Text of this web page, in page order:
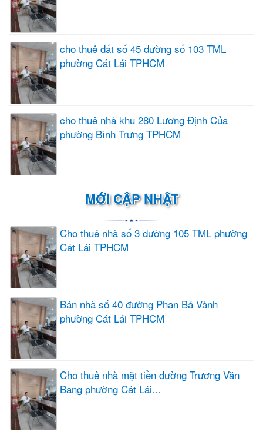
cho thuê đất số 45 đường số 103 TML
phường Cát Lái TPHCM
cho thuê nhà khu 280 Lương Định Của
phường Bình Trưng TPHCM
MỚI CẬP NHẬT
Cho thuê nhà số 3 đường 105 TML phường
Cát Lái TPHCM
Bán nhà số 40 đường Phan Bá Vành
phường Cát Lái TPHCM
Cho thuê nhà mặt tiền đường Trương Văn
Bang phường Cát Lái...